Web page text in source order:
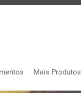
Mais Produtos